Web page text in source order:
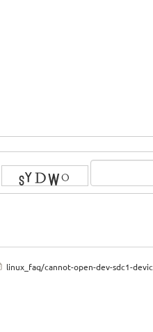
linux_faq/cannot-open-dev-sdc1-